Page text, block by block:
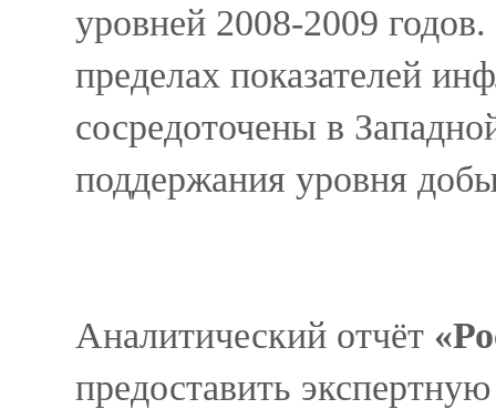
уровней 2008-2009
пределах показателей
сосредоточены в
поддержания уровня
Аналитический отчёт
предоставить